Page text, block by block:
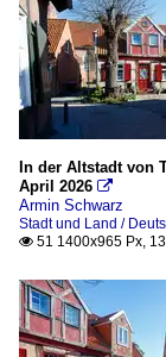
In der Altstadt von
April 2026 
Armin Schwarz
Stadt und Land /
 51 1400x965 Px,